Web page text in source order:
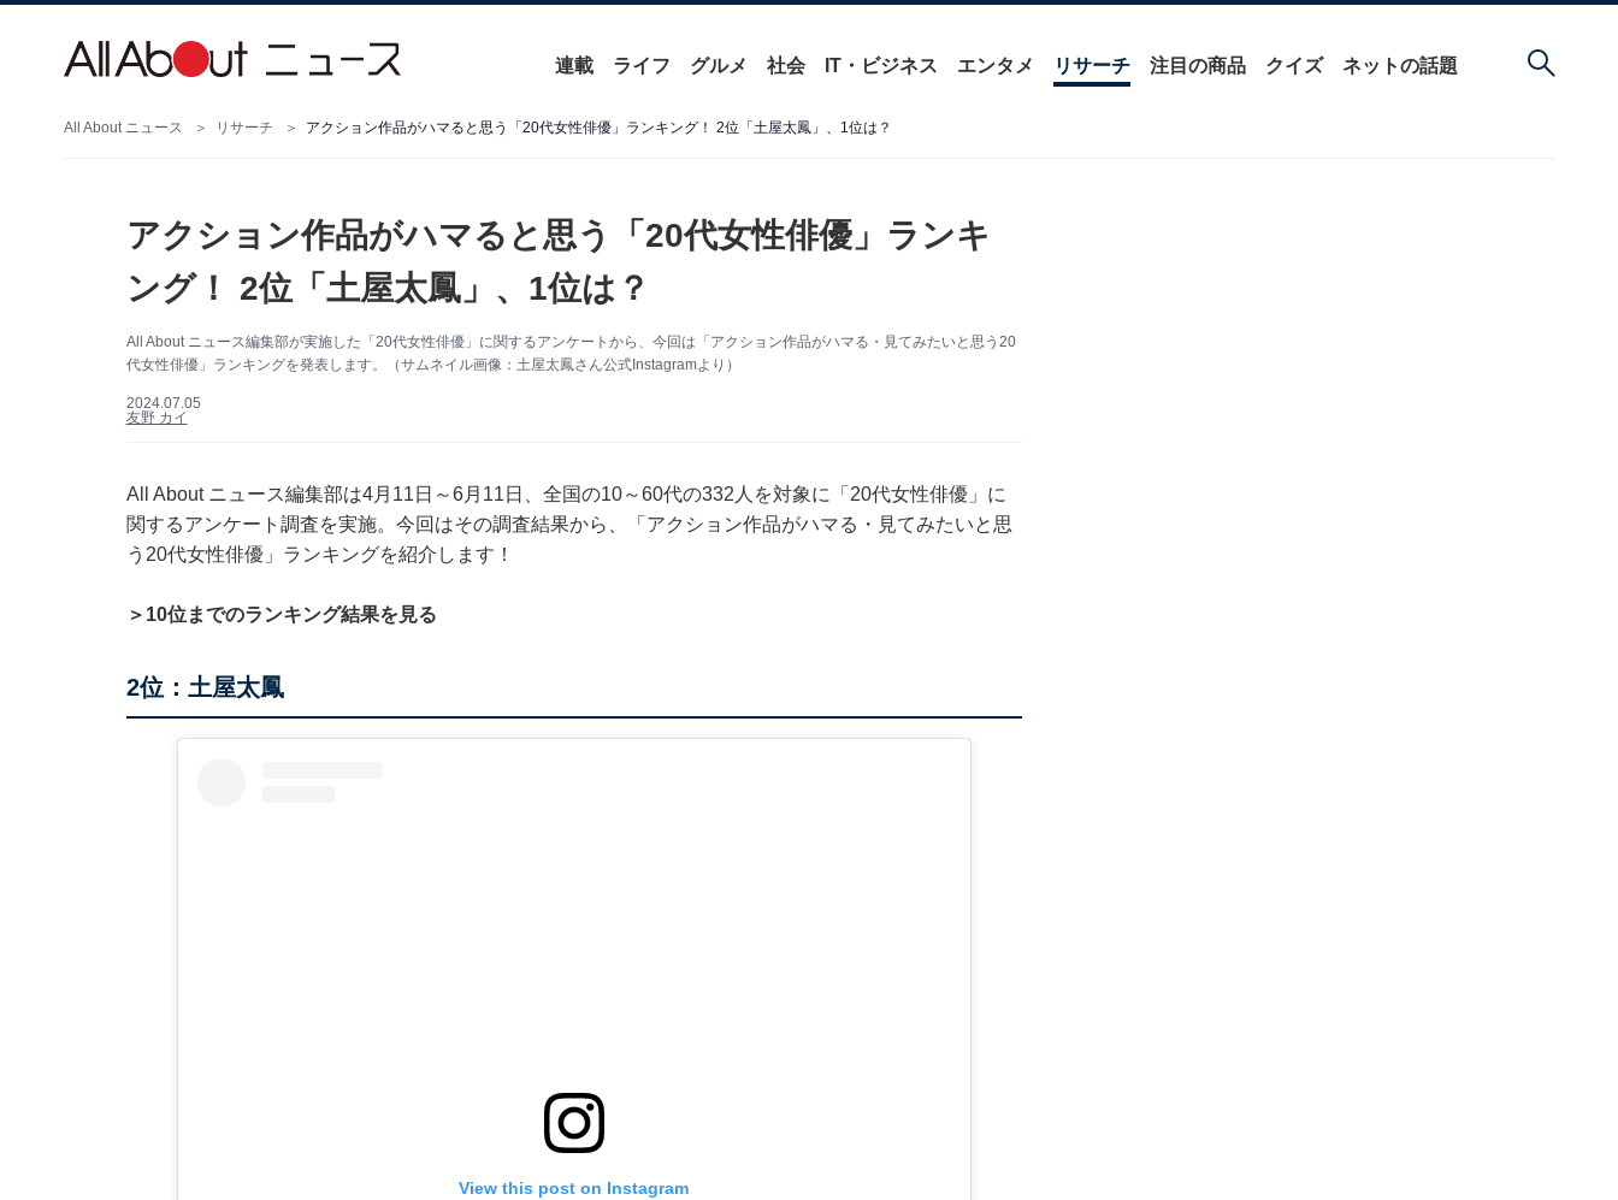
連載 ライフ グルメ 社会 IT・ビジネス エンタメ リサーチ 注目の商品 クイズ ネットの話題
All About ニュース リサーチ アクション作品がハマると思う「20代女性俳優」ランキング！ 2位「土屋太鳳」、1位は？
アクション作品がハマると思う「20代女性俳優」ランキ
ング！ 2位「土屋太鳳」、1位は？
All About ニュース編集部が実施した「20代女性俳優」に関するアンケートから、今回は「アクション作品がハマる・見てみたいと思う20
代女性俳優」ランキングを発表します。（サムネイル画像：土屋太鳳さん公式Instagramより）
2024.07.05
友野 カイ
All About ニュース編集部は4月11日～6月11日、全国の10～60代の332人を対象に「20代女性俳優」に
関するアンケート調査を実施。今回はその調査結果から、「アクション作品がハマる・見てみたいと思
う20代女性俳優」ランキングを紹介します！
＞10位までのランキング結果を見る
2位：土屋太鳳
View this post on Instagram